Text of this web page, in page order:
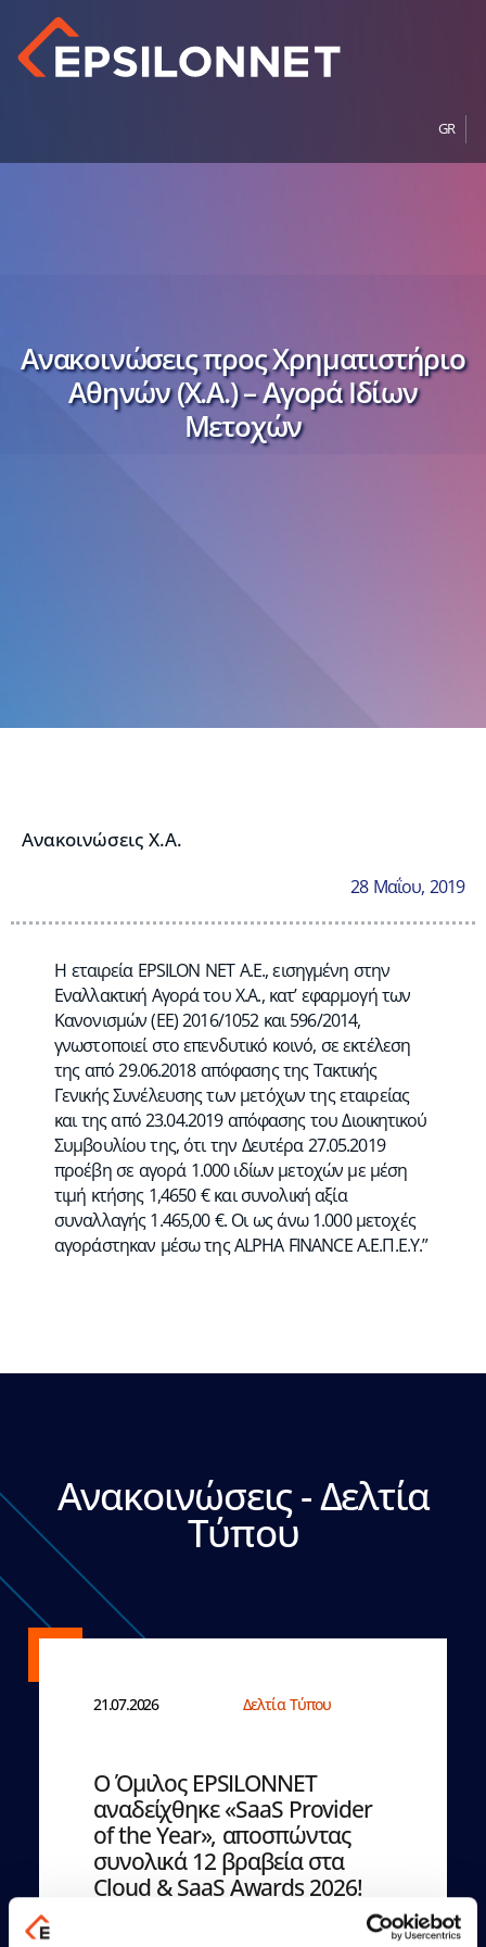
GR
Ανακοινώσεις προς Χρηματιστήριο
Αθηνών (Χ.Α.) – Αγορά Ιδίων
Μετοχών
Ανακοινώσεις Χ.Α.
28 Μαΐου, 2019
Η εταιρεία EPSILON NET Α.Ε., εισηγμένη στην
Εναλλακτική Αγορά του Χ.Α., κατ’ εφαρμογή των
Κανονισμών (ΕΕ) 2016/1052 και 596/2014,
γνωστοποιεί στο επενδυτικό κοινό, σε εκτέλεση
της από 29.06.2018 απόφασης της Τακτικής
Γενικής Συνέλευσης των μετόχων της εταιρείας
και της από 23.04.2019 απόφασης του Διοικητικού
Συμβουλίου της, ότι την Δευτέρα 27.05.2019
προέβη σε αγορά 1.000 ιδίων μετοχών με μέση
τιμή κτήσης 1,4650 € και συνολική αξία
συναλλαγής 1.465,00 €. Οι ως άνω 1.000 μετοχές
αγοράστηκαν μέσω της ΑLPHA FINANCE Α.Ε.Π.Ε.Υ.”
Ανακοινώσεις - Δελτία
Τύπου
21.07.2026 Δελτία Τύπου
Ο Όμιλος EPSILONNET
αναδείχθηκε «SaaS Provider
of the Year», αποσπώντας
συνολικά 12 βραβεία στα
Cloud & SaaS Awards 2026!